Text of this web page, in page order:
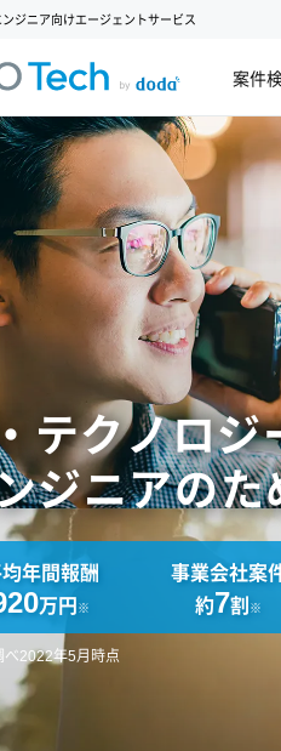
ジニア向けエージェントサービス
案件
テクノロジ
ジニアのた
年間報酬
万円 ※
事業会社案
約7割 ※
2022年5月時点